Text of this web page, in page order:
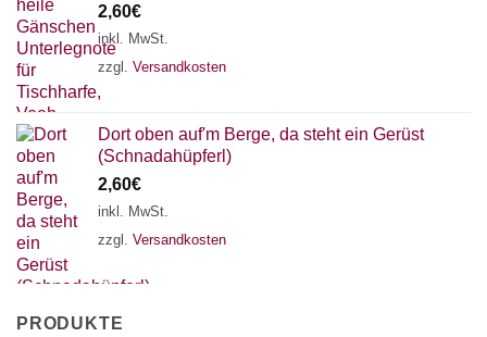
2,60€
inkl. MwSt.
zzgl. Versandkosten
Dort oben auf'm Berge, da steht ein Gerüst
(Schnadahüpferl)
2,60€
inkl. MwSt.
zzgl. Versandkosten
PRODUKTE